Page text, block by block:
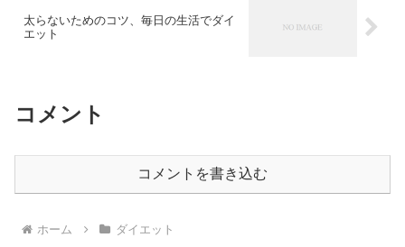
太らないためのコツ、毎日の生活でダイ
エット
コメント
コメントを書き込む
ホーム ダイエット